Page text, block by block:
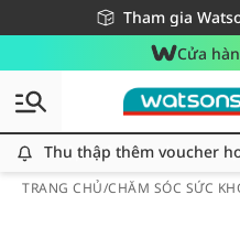
Tham gia
Miễn phí giao hàng
Giao hàng nhanh 24h -
Cửa
Thu thập thêm voucher
TRANG CHỦ/CHĂM SÓC SỨC